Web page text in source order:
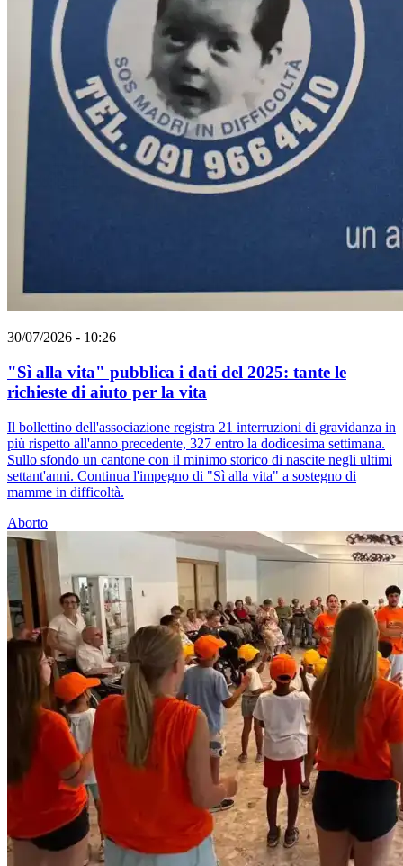
30/07/2026 - 10:26
"Sì alla vita" pubblica i dati del 2025: tante le
richieste di aiuto per la vita
Il bollettino dell'associazione registra 21 interruzioni di gravidanza in
più rispetto all'anno precedente, 327 entro la dodicesima settimana.
Sullo sfondo un cantone con il minimo storico di nascite negli ultimi
settant'anni. Continua l'impegno di "Sì alla vita" a sostegno di
mamme in difficoltà.
Aborto